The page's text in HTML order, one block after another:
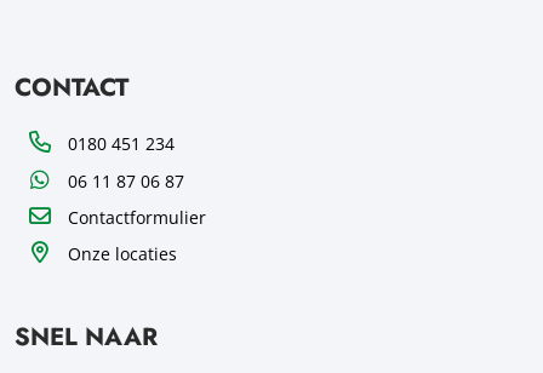
CONTACT
Telefoon0180 451 234
WhatsApp06 11 87 06 87
Contactformulier
Onze locaties
SNEL NAAR